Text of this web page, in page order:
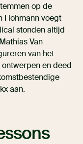
op de
Hohmann voegt
stonden altijd
Van
van het
en deed
aan.